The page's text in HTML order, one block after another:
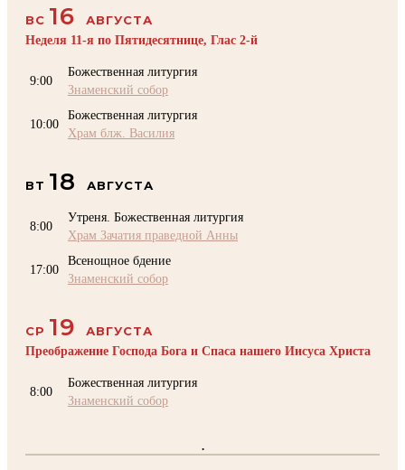
ВС 16
АВГУСТА
Неделя 11-я по Пятидесятнице, Глас 2-й
9:00
Божественная литургия
Знаменский собор
10:00
Божественная литургия
Храм блж. Василия
ВТ 18 АВГУСТА
8:00
Утреня. Божественная литургия
Храм Зачатия праведной Анны
17:00
Всенощное бдение
Знаменский собор
СР 19
АВГУСТА
Преображение Господа Бога и Спаса нашего Иисуса Христа
8:00
Божественная литургия
Знаменский собор
.